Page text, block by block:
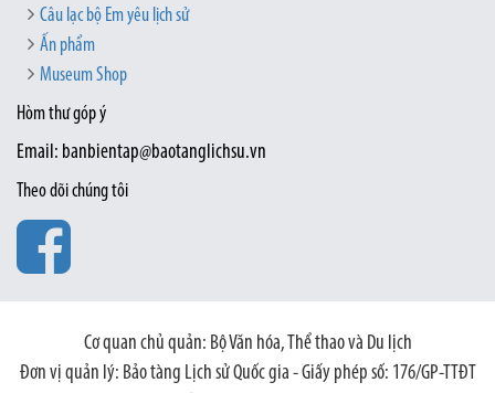
Câu lạc bộ Em yêu lịch sử
Ấn phẩm
Museum Shop
Hòm thư góp ý
Email: banbientap@baotanglichsu.vn
Theo dõi chúng tôi
Cơ quan chủ quản: Bộ Văn hóa, Thể thao và Du lịch
Đơn vị quản lý: Bảo tàng Lịch sử Quốc gia - Giấy phép số: 176/GP-TTĐT